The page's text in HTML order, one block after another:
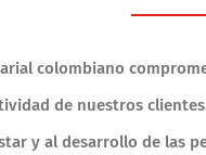
colombiano
de nuestros
y al desarrollo de las